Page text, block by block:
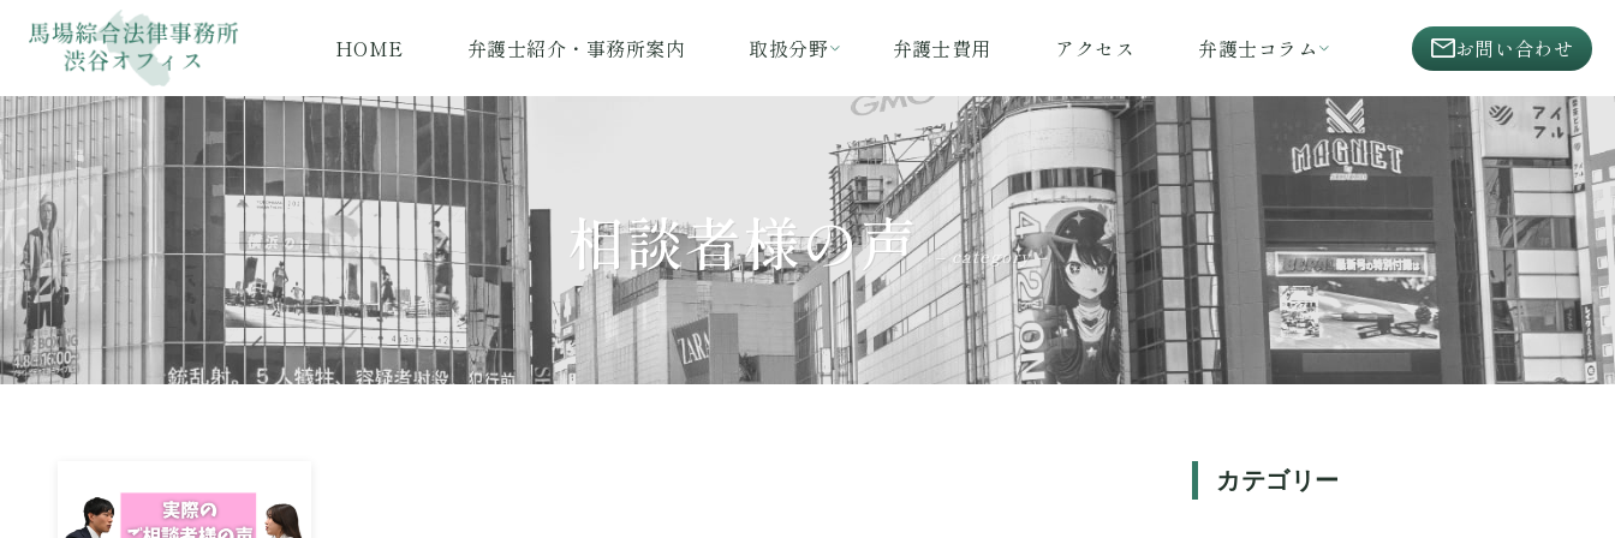
HOME 弁護士紹介・事務所案内 取扱分野 弁護士費用 アクセス 弁護士コラム お問い合わせ
相談者様の声 – category –
カテゴリー